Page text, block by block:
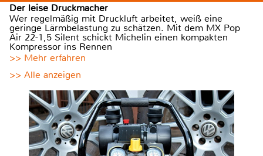
Der leise Druckmacher
Wer regelmäßig mit Druckluft arbeitet, weiß eine
geringe Lärmbelastung zu schätzen. Mit dem MX Pop
Air 22-1,5 Silent schickt Michelin einen kompakten
Kompressor ins Rennen
>> Mehr erfahren
>> Alle anzeigen